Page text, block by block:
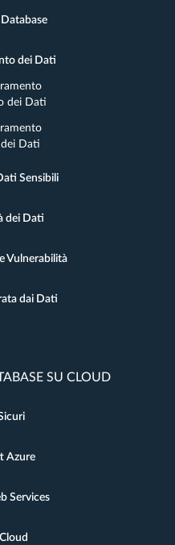
dei Dati
dei Dati
Dati
Sensibili
dei Dati
Vulnerabilità
dai Dati
SU CLOUD
Azure
Services